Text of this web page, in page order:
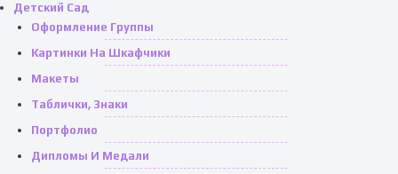
Детский Сад
Оформление Группы
Картинки На Шкафчики
Макеты
Таблички, Знаки
Портфолио
Дипломы И Медали